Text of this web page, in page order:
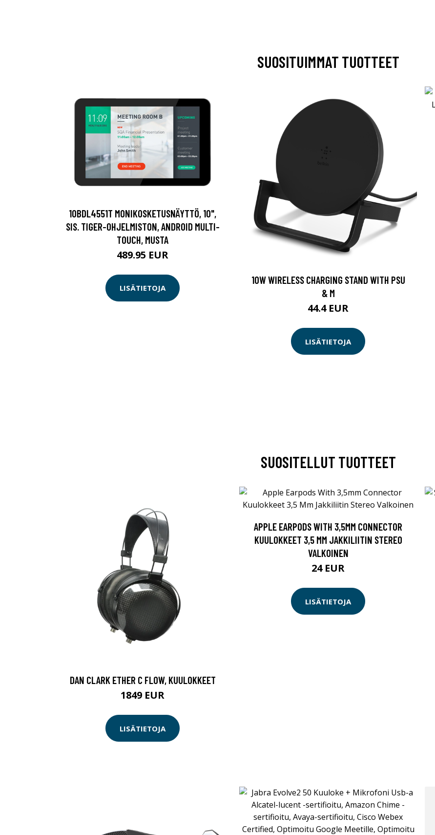
SUOSITUIMMAT TUOTTEET
10BDL4551T MONIKOSKETUSNÄYTTÖ, 10",
SIS. TIGER-OHJELMISTON, ANDROID MULTI-
TOUCH, MUSTA
489.95 EUR
LISÄTIETOJA
10W WIRELESS CHARGING STAND WITH PSU
& M
44.4 EUR
LISÄTIETOJA
SUOSITELLUT TUOTTEET
DAN CLARK ETHER C FLOW, KUULOKKEET
1849 EUR
LISÄTIETOJA
APPLE EARPODS WITH 3,5MM CONNECTOR
KUULOKKEET 3,5 MM JAKKILIITIN STEREO
VALKOINEN
24 EUR
LISÄTIETOJA